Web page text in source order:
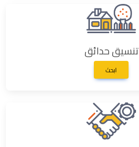
تنسيق حدائق
ابحث